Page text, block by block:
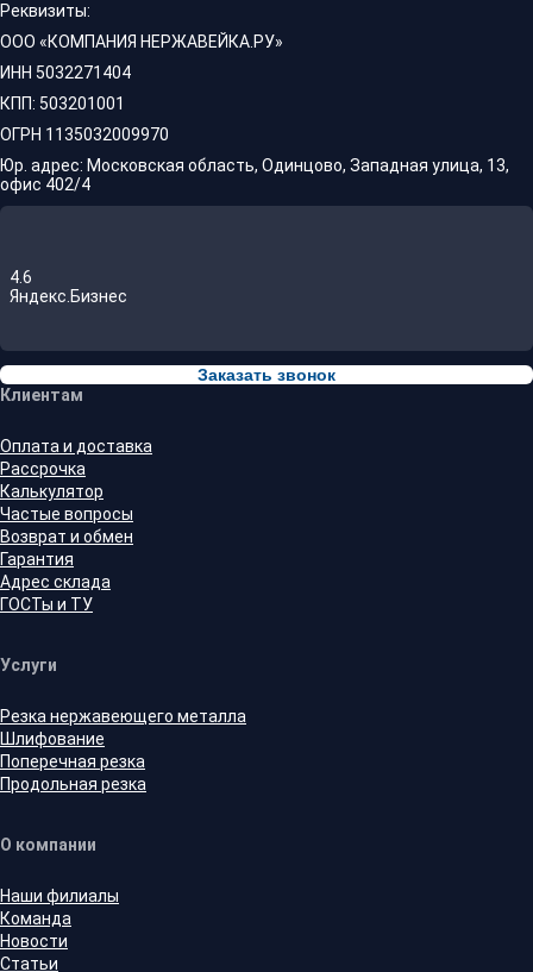
Реквизиты:
ООО «КОМПАНИЯ НЕРЖАВЕЙКА.РУ»
ИНН 5032271404
КПП: 503201001
ОГРН 1135032009970
Юр. адрес: Московская область, Одинцово, Западная улица, 13,
офис 402/4
4.6
Яндекс.Бизнес
Заказать звонок
Клиентам
Оплата и доставка
Рассрочка
Калькулятор
Частые вопросы
Возврат и обмен
Гарантия
Адрес склада
ГОСТы и ТУ
Услуги
Резка нержавеющего металла
Шлифование
Поперечная резка
Продольная резка
О компании
Наши филиалы
Команда
Новости
Статьи